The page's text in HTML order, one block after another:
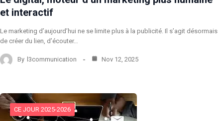
et interactif
Le marketing d’aujourd’hui ne se limite plus à la publicité. Il s’agit désormais
de créer du lien, d’écouter…
By l3communication Nov 12, 2025
CE JOUR 2025-2026